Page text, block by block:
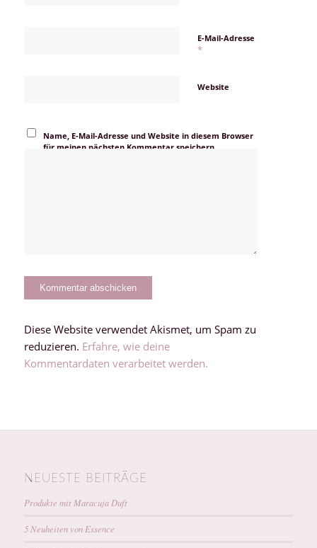
E-Mail-Adresse
*
Website
Name, E-Mail-Adresse und Website in diesem Browser
für meinen nächsten Kommentar speichern.
Diese Website verwendet Akismet, um Spam zu
reduzieren. Erfahre, wie deine
Kommentardaten verarbeitet werden.
NEUESTE BEITRÄGE
Produkte mit Maracuja Duft
5 Neuheiten von Essence